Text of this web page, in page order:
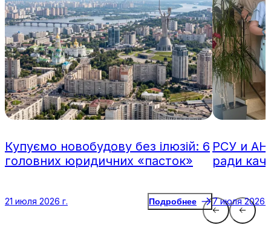
Купуємо новобудову без ілюзій: 6
головних юридичних «пасток»
21 июля 2026 г. Подробнее
РСУ и АН
ради
7 июля 2026